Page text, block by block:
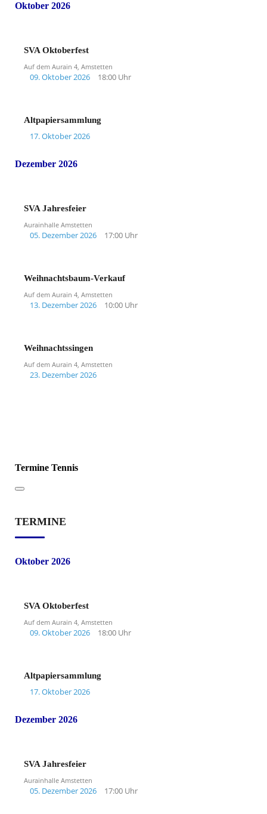
Oktober 2026
SVA Oktoberfest
Auf dem Aurain 4, Amstetten
09. Oktober 2026 18:00 Uhr
Altpapiersammlung
17. Oktober 2026
Dezember 2026
SVA Jahresfeier
Aurainhalle Amstetten
05. Dezember 2026 17:00 Uhr
Weihnachtsbaum-Verkauf
Auf dem Aurain 4, Amstetten
13. Dezember 2026 10:00 Uhr
Weihnachtssingen
Auf dem Aurain 4, Amstetten
23. Dezember 2026
Termine Tennis
TERMINE
Oktober 2026
SVA Oktoberfest
Auf dem Aurain 4, Amstetten
09. Oktober 2026 18:00 Uhr
Altpapiersammlung
17. Oktober 2026
Dezember 2026
SVA Jahresfeier
Aurainhalle Amstetten
05. Dezember 2026 17:00 Uhr